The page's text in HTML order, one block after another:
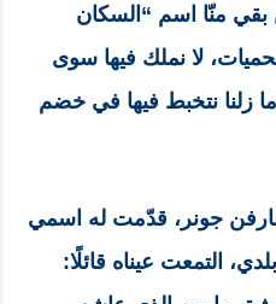
منّا اسم “السكان
لا نملك فيها سوى
زلنا نتخبط فيها في خضم
جونر، قدّمت له اسمي
التمعت عيناه قائلًا: